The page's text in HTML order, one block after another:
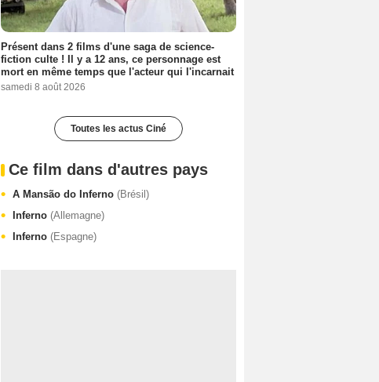
Présent dans 2 films d'une saga de science-
fiction culte ! Il y a 12 ans, ce personnage est
mort en même temps que l'acteur qui l'incarnait
samedi 8 août 2026
Toutes les actus Ciné
Ce film dans d'autres pays
A Mansão do Inferno (Brésil)
Inferno (Allemagne)
Inferno (Espagne)